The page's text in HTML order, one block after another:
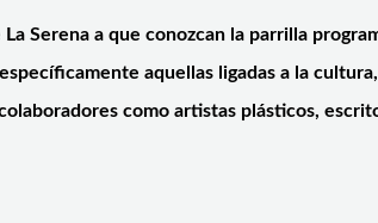
Serena a que conozcan la parrilla
aquellas ligadas a la
como artistas plásticos,